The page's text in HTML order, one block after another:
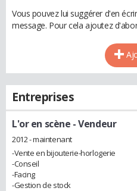
Vous pouvez lui suggérer d'en
message. Pour cela ajoutez
Entreprises
L'or en scène - Vendeur
2012 - maintenant
-Vente en bijouterie-horlogerie
-Conseil
-Facing
-Gestion de stock